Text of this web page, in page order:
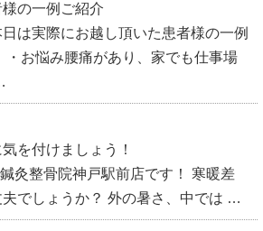
の一例ご紹介
は実際にお越し頂いた患者様の一例
・お悩み腰痛があり、家でも仕事場
を付けましょう！
灸整骨院神戸駅前店です！ 寒暖差
でしょうか？ 外の暑さ、中では …